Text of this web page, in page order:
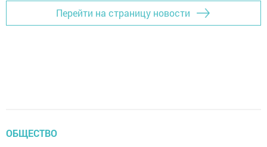
Перейти на страницу новости
ОБЩЕСТВО